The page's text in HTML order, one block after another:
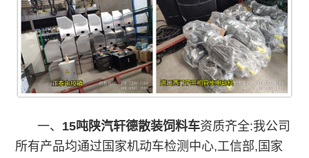
一、 15吨陕汽轩德散装饲料车资质齐全:我公司
所有产品均通过国家机动车检测中心,工信部,国家